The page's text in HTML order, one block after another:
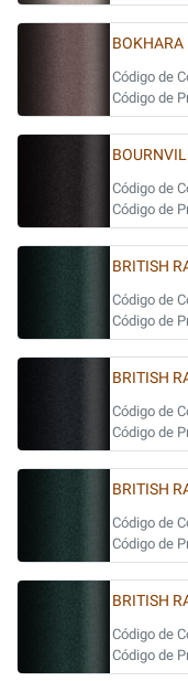
BOKHARA
Código de
Código de
Código de
Código de
BRITISH
Código de
Código de
BRITISH
Código de
Código de
BRITISH
Código de
Código de
BRITISH
Código de
Código de